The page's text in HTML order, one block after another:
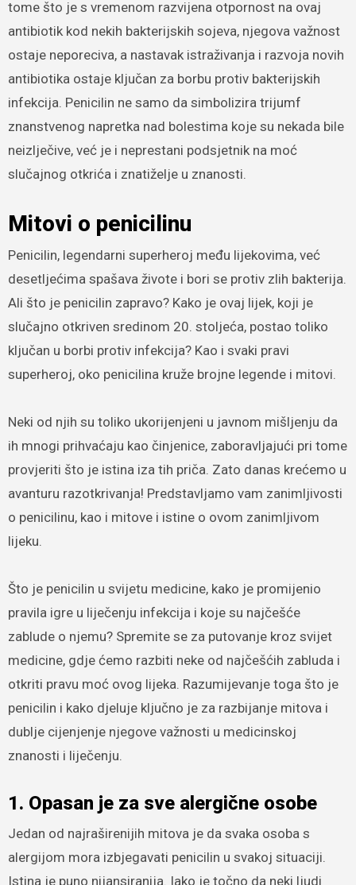
tome što je s vremenom razvijena otpornost na ovaj
antibiotik kod nekih bakterijskih sojeva, njegova važnost
ostaje neporeciva, a nastavak istraživanja i razvoja novih
antibiotika ostaje ključan za borbu protiv bakterijskih
infekcija. Penicilin ne samo da simbolizira trijumf
znanstvenog napretka nad bolestima koje su nekada bile
neizlječive, već je i neprestani podsjetnik na moć
slučajnog otkrića i znatiželje u znanosti.
Mitovi o penicilinu
Penicilin, legendarni superheroj među lijekovima, već
desetljećima spašava živote i bori se protiv zlih bakterija.
Ali što je penicilin zapravo? Kako je ovaj lijek, koji je
slučajno otkriven sredinom 20. stoljeća, postao toliko
ključan u borbi protiv infekcija? Kao i svaki pravi
superheroj, oko penicilina kruže brojne legende i mitovi.
Neki od njih su toliko ukorijenjeni u javnom mišljenju da
ih mnogi prihvaćaju kao činjenice, zaboravljajući pri tome
provjeriti što je istina iza tih priča. Zato danas krećemo u
avanturu razotkrivanja! Predstavljamo vam zanimljivosti
o penicilinu, kao i mitove i istine o ovom zanimljivom
lijeku.
Što je penicilin u svijetu medicine, kako je promijenio
pravila igre u liječenju infekcija i koje su najčešće
zablude o njemu? Spremite se za putovanje kroz svijet
medicine, gdje ćemo razbiti neke od najčešćih zabluda i
otkriti pravu moć ovog lijeka. Razumijevanje toga što je
penicilin i kako djeluje ključno je za razbijanje mitova i
dublje cijenjenje njegove važnosti u medicinskoj
znanosti i liječenju.
1. Opasan je za sve alergične osobe
Jedan od najraširenijih mitova je da svaka osoba s
alergijom mora izbjegavati penicilin u svakoj situaciji.
Istina je puno nijansiranija. Iako je točno da neki ljudi